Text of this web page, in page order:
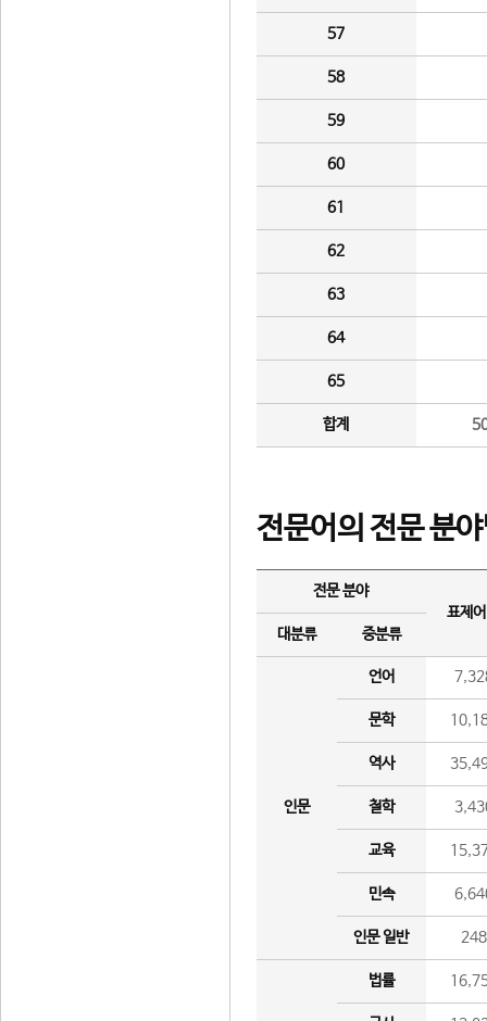
57
58
59
60
61
62
63
64
65
합계
전문어의 전문 분
전문 분야
표제
대분류
중분류
인문
언어
문학
역사
철학
교육
민속
인문 일반 248
법률